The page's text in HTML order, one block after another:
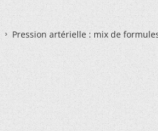
Pression artérielle : mix de